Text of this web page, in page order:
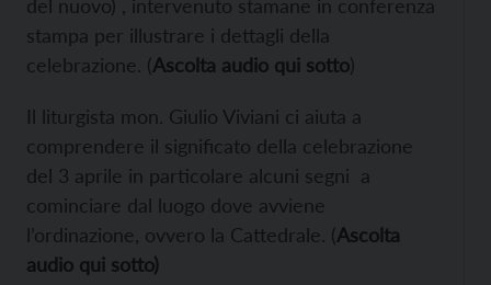
del nuovo) , intervenuto stamane in conferenza
stampa per illustrare i dettagli della
celebrazione. (Ascolta audio qui sotto)
Il liturgista mon. Giulio Viviani ci aiuta a
comprendere il significato della celebrazione
del 3 aprile in particolare alcuni segni a
cominciare dal luogo dove avviene
l’ordinazione, ovvero la Cattedrale. (Ascolta
audio qui sotto)